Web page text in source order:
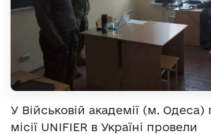
У Військовій академії (м.
місії UNIFIER в Україні провели